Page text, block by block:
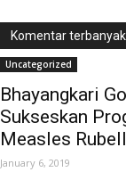
Komentar terbanyak
Uncategorized
Bhayangkari
Sukseskan
Measles
January 6, 2019